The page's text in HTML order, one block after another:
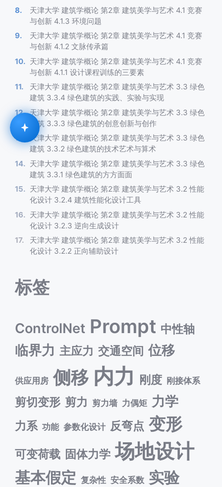
天津大学 建筑学概论 第2章 建筑美学与艺术 4.1 竞赛
与创新 4.1.3 环境问题
天津大学 建筑学概论 第2章 建筑美学与艺术 4.1 竞赛
与创新 4.1.2 文脉传承篇
天津大学 建筑学概论 第2章 建筑美学与艺术 4.1 竞赛
与创新 4.1.1 设计课程训练的三要素
天津大学 建筑学概论 第2章 建筑美学与艺术 3.3 绿色
建筑 3.3.4 绿色建筑的实践、实验与实现
天津大学 建筑学概论 第2章 建筑美学与艺术 3.3 绿色
建筑 3.3.3 绿色建筑的创意创新与创作
天津大学 建筑学概论 第2章 建筑美学与艺术 3.3 绿色
建筑 3.3.2 绿色建筑的技术艺术与算术
天津大学 建筑学概论 第2章 建筑美学与艺术 3.3 绿色
建筑 3.3.1 绿色建筑的方方面面
天津大学 建筑学概论 第2章 建筑美学与艺术 3.2 性能
化设计 3.2.4 建筑性能化设计工具
天津大学 建筑学概论 第2章 建筑美学与艺术 3.2 性能
化设计 3.2.3 逆向生成设计
天津大学 建筑学概论 第2章 建筑美学与艺术 3.2 性能
化设计 3.2.2 正向辅助设计
标签
ControlNet Prompt 中性轴
临界力 主应力 交通空间 位移
供应用房 侧移 内力 刚度 刚接体系
剪切变形 剪力 剪力墙 力偶矩 力学
力系 功能 参数化设计 反弯点 变形
可变荷载 固体力学 场地设计
基本假定 复杂性 安全系数 实验